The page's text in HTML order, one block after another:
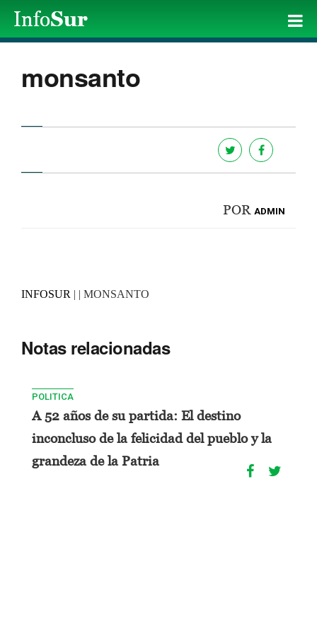
monsanto
POR ADMIN
INFOSUR | | MONSANTO
Notas relacionadas
POLITICA
A 52 años de su partida: El destino
inconcluso de la felicidad del pueblo y la
grandeza de la Patria